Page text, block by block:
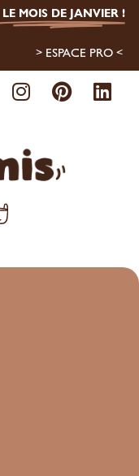
LE MOIS DE JANVIER !
> ESPACE PRO <